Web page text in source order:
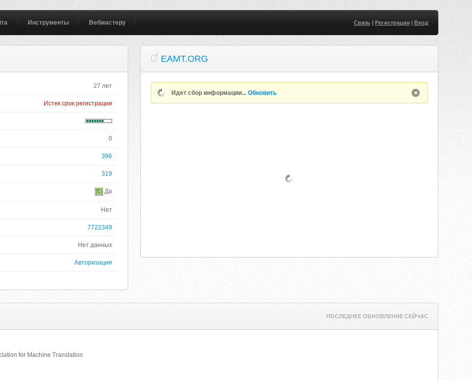
Инструменты Вебмастеру Связь| Регистрация| Вход
27 лет
Истек срок регистрации
0
396
319
Да
Нет
7722349
Нет данных
Авторизация
EAMT.ORG
Идет сбор информации...Обновить
ПОСЛЕДНЕЕ ОБНОВЛЕНИЕ СЕЙЧАС
for Machine Translation